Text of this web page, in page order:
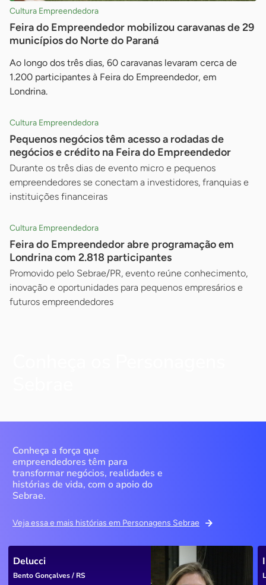
Cultura Empreendedora
Feira do Empreendedor mobilizou caravanas de 29
municípios do Norte do Paraná
Ao longo dos três dias, 60 caravanas levaram cerca de
1.200 participantes à Feira do Empreendedor, em
Londrina.
Cultura Empreendedora
Pequenos negócios têm acesso a rodadas de
negócios e crédito na Feira do Empreendedor
Durante os três dias de evento micro e pequenos
empreendedores se conectam a investidores, franquias e
instituições financeiras
Cultura Empreendedora
Feira do Empreendedor abre programação em
Londrina com 2.818 participantes
Promovido pelo Sebrae/PR, evento reúne conhecimento,
inovação e oportunidades para pequenos empresários e
futuros empreendedores
Conheça a força que
empreendedores têm para
transformar negócios, realidades e
histórias de vida, com o apoio do
Sebrae.
Veja essa e mais histórias em Personagens Sebrae
Delucci
Bento Gonçalves / RS